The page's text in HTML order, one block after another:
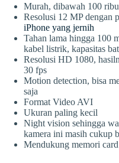
Murah, dibawah 100
Resolusi 12 MP dengan
iPhone yang jernih
Tahan lama hingga 100
kabel listrik, kapasitas
Resolusi HD 1080,
30 fps
Motion detection, bisa
saja
Format Video AVI
Ukuran paling kecil
Night vision sehingga
kamera ini masih cukup
Mendukung memori